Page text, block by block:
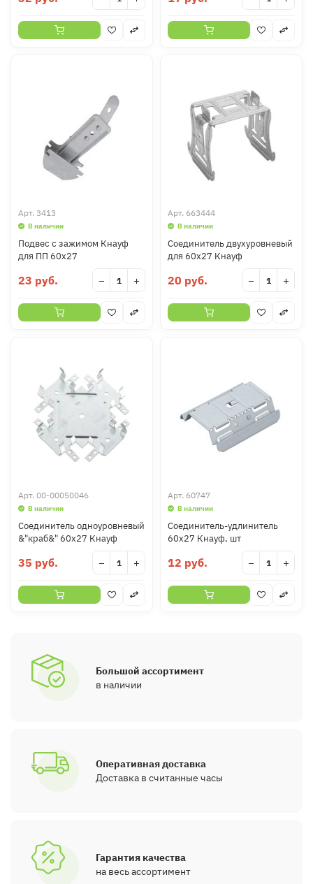
Арт. 3413
В наличии
Подвес с зажимом Кнауф
для ПП 60х27
23 руб. − +
Арт. 663444
В наличии
Соединитель двухуровневый
для 60х27 Кнауф
20 руб. − +
Арт. 00-00050046
В наличии
Соединитель одноуровневый
&"краб&" 60х27 Кнауф
35 руб. − +
Арт. 60747
В наличии
Соединитель-удлинитель
60х27 Кнауф, шт
12 руб. − +
Большой ассортимент
в наличии
Оперативная доставка
Доставка в считанные часы
Гарантия качества
на весь ассортимент